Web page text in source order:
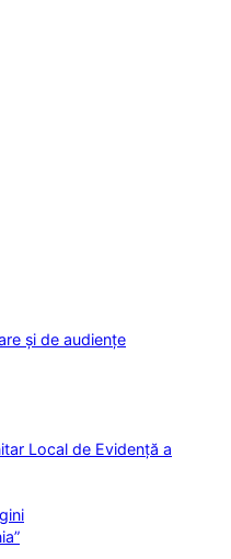
și de audiențe
Local de Evidență a